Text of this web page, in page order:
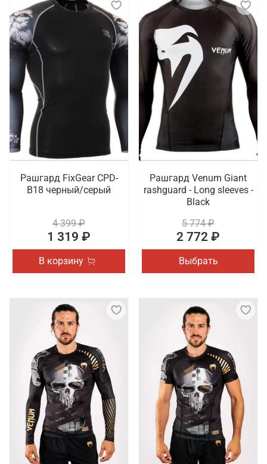
Рашгард FixGear CPD-
B18 черный/серый
4 399 ₽
1 319 ₽
В корзину
Рашгард Venum Giant
rashguard - Long sleeves -
Black
5 774 ₽
2 772 ₽
Выбрать